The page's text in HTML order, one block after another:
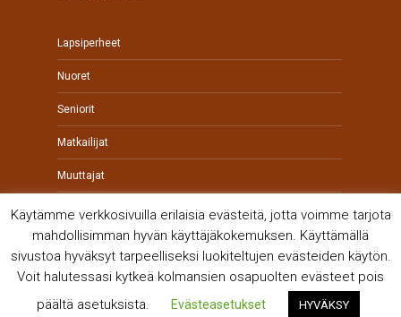
Lapsiperheet
Nuoret
Seniorit
Matkailijat
Muuttajat
© Kankaanpään kaupunki
Käytämme verkkosivuilla erilaisia evästeitä, jotta voimme tarjota
mahdollisimman hyvän käyttäjäkokemuksen. Käyttämällä
sivustoa hyväksyt tarpeelliseksi luokiteltujen evästeiden käytön.
Voit halutessasi kytkeä kolmansien osapuolten evästeet pois
päältä asetuksista.
Evästeasetukset HYVÄKSY